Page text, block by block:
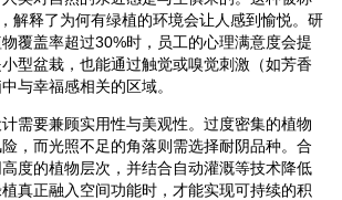
解释了为何有绿植的环境会让人感到愉悦。研
覆盖率超过30%时，员工的心理满意度会提
型盆栽，也能通过触觉或嗅觉刺激（如芳香
与幸福感相关的区域。
需要兼顾实用性与美观性。过度密集的植物
，而光照不足的角落则需选择耐阴品种。合
度的植物层次，并结合自动灌溉等技术降低
真正融入空间功能时，才能实现可持续的积